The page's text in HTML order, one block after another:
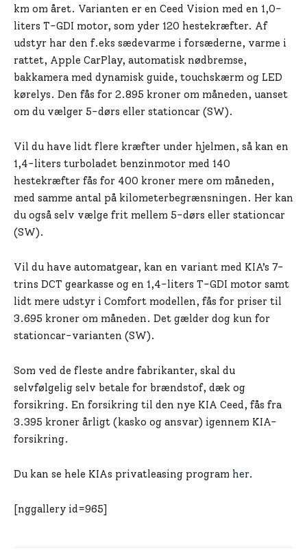
km om året. Varianten er en Ceed Vision med en 1,0-
liters T-GDI motor, som yder 120 hestekræfter. Af
udstyr har den f.eks sædevarme i forsæderne, varme i
rattet, Apple CarPlay, automatisk nødbremse,
bakkamera med dynamisk guide, touchskærm og LED
kørelys. Den fås for 2.895 kroner om måneden, uanset
om du vælger 5-dørs eller stationcar (SW).
Vil du have lidt flere kræfter under hjelmen, så kan en
1,4-liters turboladet benzinmotor med 140
hestekræfter fås for 400 kroner mere om måneden,
med samme antal på kilometerbegrænsningen. Her kan
du også selv vælge frit mellem 5-dørs eller stationcar
(SW).
Vil du have automatgear, kan en variant med KIA’s 7-
trins DCT gearkasse og en 1,4-liters T-GDI motor samt
lidt mere udstyr i Comfort modellen, fås for priser til
3.695 kroner om måneden. Det gælder dog kun for
stationcar-varianten (SW).
Som ved de fleste andre fabrikanter, skal du
selvfølgelig selv betale for brændstof, dæk og
forsikring. En forsikring til den nye KIA Ceed, fås fra
3.395 kroner årligt (kasko og ansvar) igennem KIA-
forsikring.
Du kan se hele KIAs privatleasing program her.
[nggallery id=965]